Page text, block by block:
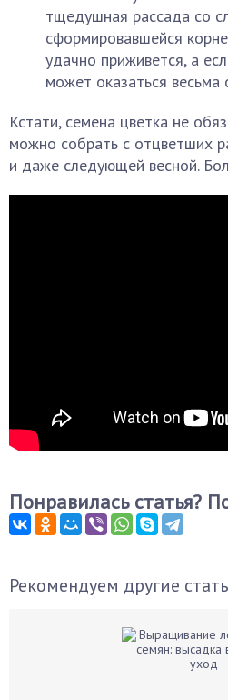
тщедушная рассада со
сформировавшейся
удачно приживется, а
может оказаться весьма
Кстати, семена цветка не
можно собрать с отцветших
и даже следующей весной.
Понравилась статья?
Рекомендуем другие